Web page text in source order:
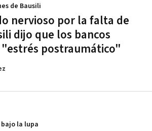
nervioso por la falta de
dijo que los bancos
postraumático"
de Bausili
la lupa